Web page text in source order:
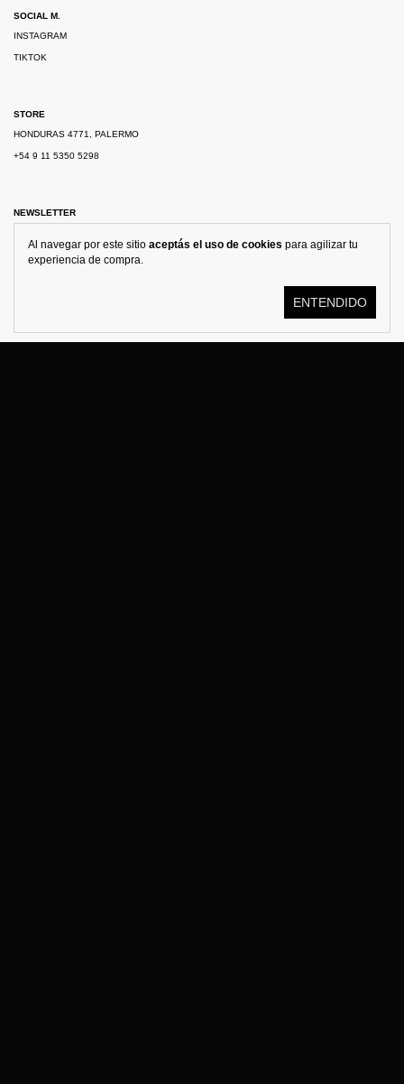
Al navegar por este sitio aceptás el uso de cookies para agilizar tu
experiencia de compra.
ENTENDIDO
SOCIAL M.
INSTAGRAM
TIKTOK
STORE
HONDURAS 4771, PALERMO
+54 9 11 5350 5298
NEWSLETTER